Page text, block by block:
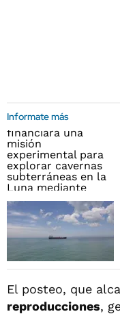
Informate más
El posteo, que
reproducciones,